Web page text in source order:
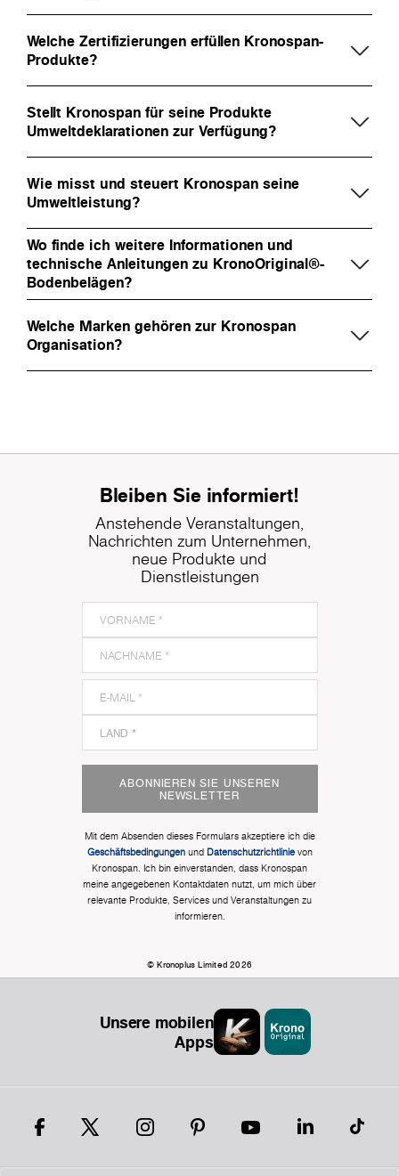
Welche Zertifizierungen erfüllen Kronospan-
Produkte?
Stellt Kronospan für seine Produkte
Umweltdeklarationen zur Verfügung?
Wie misst und steuert Kronospan seine
Umweltleistung?
Wo finde ich weitere Informationen und
technische Anleitungen zu KronoOriginal®-
Bodenbelägen?
Welche Marken gehören zur Kronospan
Organisation?
Bleiben Sie informiert!
Anstehende Veranstaltungen,
Nachrichten zum Unternehmen,
neue Produkte und
Dienstleistungen
ABONNIEREN SIE UNSEREN
NEWSLETTER
Mit dem Absenden dieses Formulars akzeptiere ich die
Geschäftsbedingungenund Datenschutzrichtlinievon
Kronospan. Ich bin einverstanden, dass Kronospan
meine angegebenen Kontaktdaten nutzt, um mich über
relevante Produkte, Services und Veranstaltungen zu
informieren.
© Kronoplus Limited 2026
Unsere mobilen
Apps